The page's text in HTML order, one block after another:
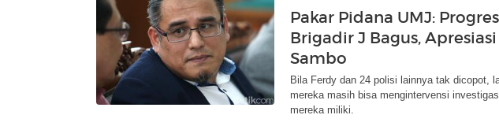
Pakar Pidana UMJ:
Brigadir J Bagus,
Sambo
Bila Ferdy dan 24 polisi lainnya tak dicopot,
mereka masih bisa mengintervensi
mereka miliki.